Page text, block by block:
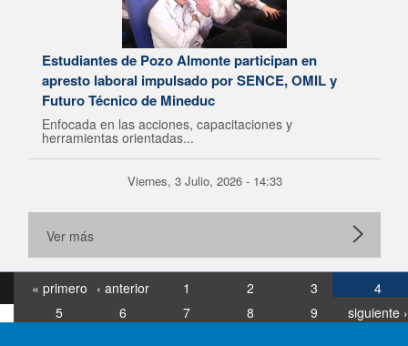
Estudiantes de Pozo Almonte participan en
apresto laboral impulsado por SENCE, OMIL y
Futuro Técnico de Mineduc
Enfocada en las acciones, capacitaciones y
herramientas orientadas...
Viernes, 3 Julio, 2026 - 14:33
Ver más
« primero ‹ anterior 1 2 3
4
5
6 7 8 9
siguiente ›